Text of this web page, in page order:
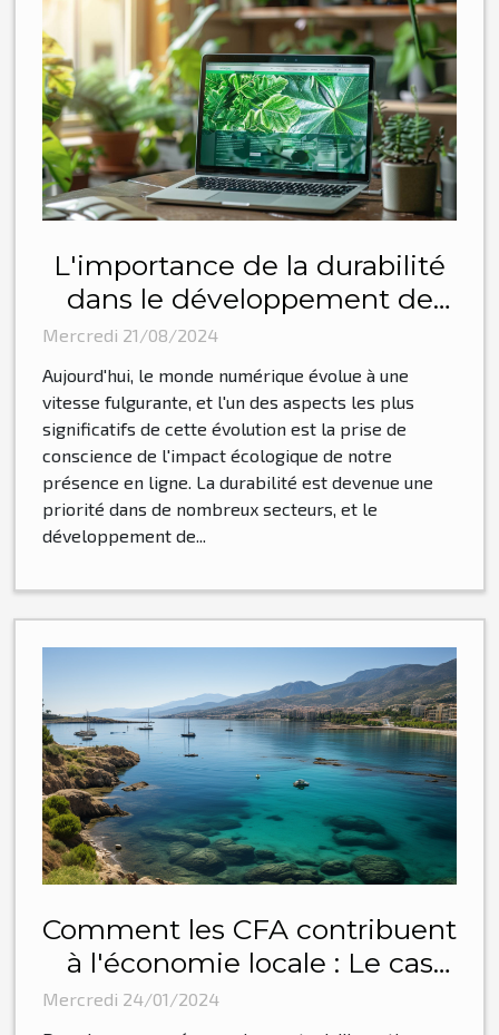
L'importance de la durabilité
dans le développement de
sites web responsables
Mercredi 21/08/2024
Aujourd'hui, le monde numérique évolue à une
vitesse fulgurante, et l'un des aspects les plus
significatifs de cette évolution est la prise de
conscience de l'impact écologique de notre
présence en ligne. La durabilité est devenue une
priorité dans de nombreux secteurs, et le
développement de...
Comment les CFA contribuent
à l'économie locale : Le cas
d'Amparà à Ajaccio
Mercredi 24/01/2024